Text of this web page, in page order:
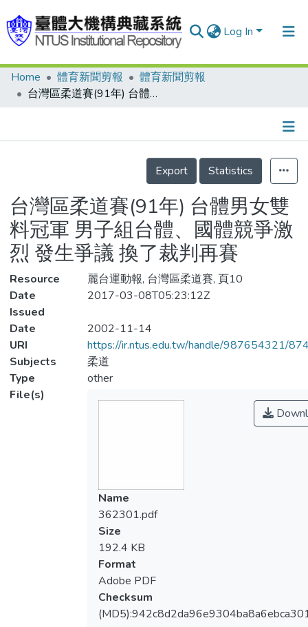
Log In
Communities & Collections
Statistics
Home 體育新聞剪報
體育新聞剪報
台灣區柔道賽(91年) 台體男女雙料冠軍 男子組台體、國體競爭激烈 發生爭議 換了裁判再賽
Details
Export
Statistics
台灣區柔道賽(91年) 台體男女雙
料冠軍 男子組台體、國體競爭激
烈 發生爭議 換了裁判再賽
Resource
麗台運動報, 台灣區柔道賽, 頁10
Date
Issued
2017-03-08T05:23:12Z
Date
2002-11-14
URI
https://ir.ntus.edu.tw/handle/987654321/
Subjects
柔道
Type
other
File(s)
Name
362301.pdf
Size
192.4 KB
Format
Adobe PDF
Checksum